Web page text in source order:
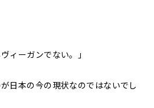
ィーガンでない。」
日本の今の現状なのではないでし